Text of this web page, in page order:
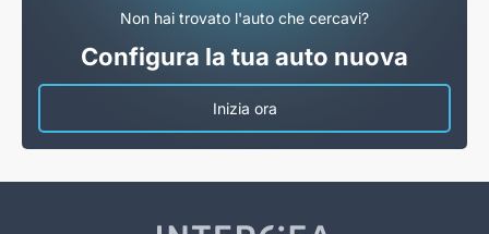
Non hai trovato l'auto che cercavi?
Configura la tua auto nuova
Inizia ora